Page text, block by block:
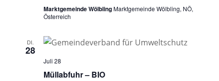
Marktgemeinde WölblingMarktgemeinde Wölbling, NÖ,
Österreich
DI.
28
Müllabfuhr – BIO
Juli 28